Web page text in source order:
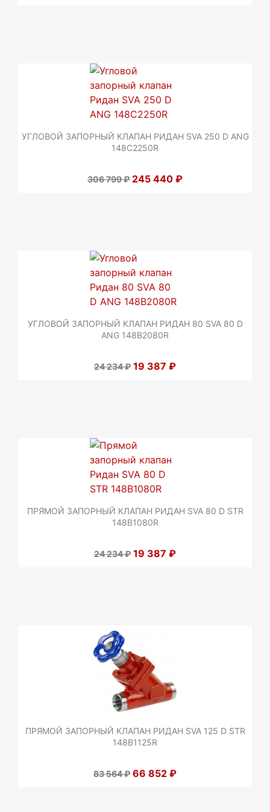
УГЛОВОЙ ЗАПОРНЫЙ КЛАПАН РИДАН SVA 250 D ANG
148C2250R
306 799 ₽ 245 440 ₽
УГЛОВОЙ ЗАПОРНЫЙ КЛАПАН РИДАН 80 SVA 80 D
ANG 148B2080R
24 234 ₽ 19 387 ₽
ПРЯМОЙ ЗАПОРНЫЙ КЛАПАН РИДАН SVA 80 D STR
148B1080R
24 234 ₽ 19 387 ₽
ПРЯМОЙ ЗАПОРНЫЙ КЛАПАН РИДАН SVA 125 D STR
148B1125R
83 564 ₽ 66 852 ₽